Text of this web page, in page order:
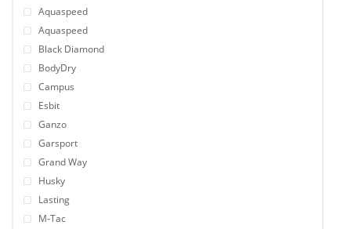
Aquaspeed
Aquaspeed
Black Diamond
BodyDry
Campus
Esbit
Ganzo
Garsport
Grand Way
Husky
Lasting
M-Tac